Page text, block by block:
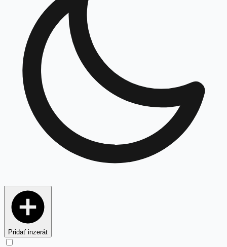
Pridať inzerát